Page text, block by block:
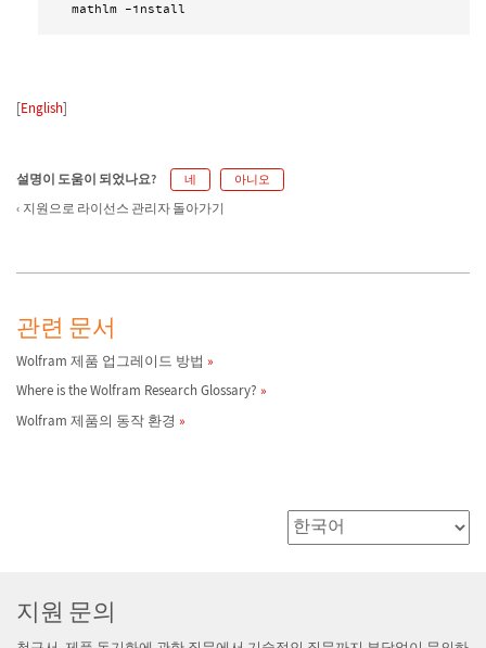
mathlm -install
[English]
설명이 도움이 되었나요? 네 아니오
지원으로 라이선스 관리자 돌아가기
관련 문서
Wolfram 제품 업그레이드 방법
Where is the Wolfram Research Glossary?
Wolfram 제품의 동작 환경
지원 문의